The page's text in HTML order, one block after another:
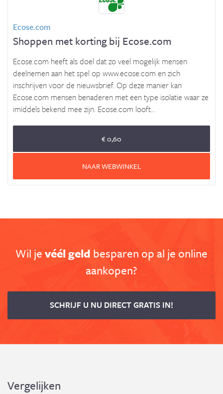
Ecose.com
Shoppen met korting bij Ecose.com
Ecose.com heeft als doel dat zo veel mogelijk mensen
deelnemen aan het spel op www.ecose.com en zich
inschrijven voor de nieuwsbrief. Op deze manier kan
Ecose.com mensen benaderen met een type isolatie waar ze
imiddels bekend mee zijn. Ecose.com looft...
€ 0,60
NAAR WEBWINKEL
Wil jevéél geld besparen op al je online
aankopen?
SCHRIJF U NU DIRECT GRATIS IN!
Vergelijken